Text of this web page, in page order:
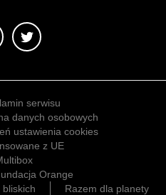
serwisu
danych osobowych
ustawienia cookies
z UE
Orange
bliskich Razem dla planety